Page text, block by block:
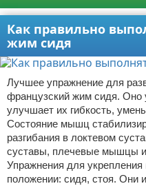
Как правильно
жим сидя
Лучшее упражнение для
французский жим сидя. Оно
улучшает их гибкость,
Состояние мышц
разгибания в локтевом
суставы, плечевые мышцы
Упражнения для
положении: сидя, стоя. Они